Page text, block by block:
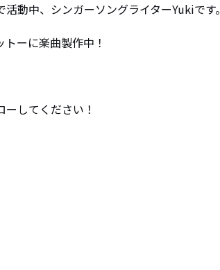
動中、シンガーソングライターYukiです。
ーに楽曲製作中！
してください！